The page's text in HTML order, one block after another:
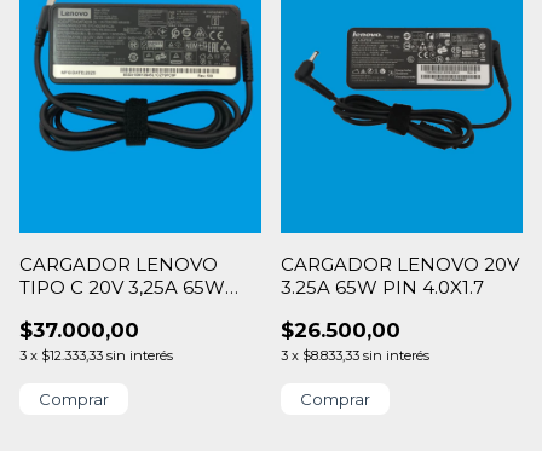
CARGADOR LENOVO
TIPO C 20V 3,25A 65W
$37.000,00
3 x $12.333,33 sin interés
CARGADOR LENOVO 20V
3.25A 65W PIN 4.0X1.7
$26.500,00
3 x $8.833,33 sin interés